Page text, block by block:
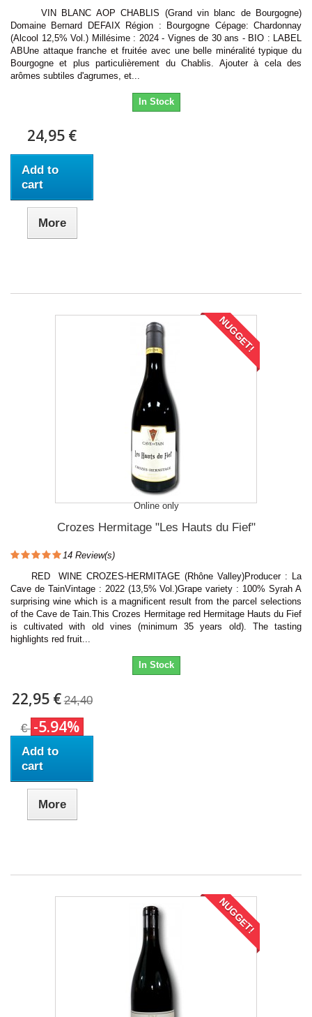
VIN BLANC AOP CHABLIS (Grand vin blanc de Bourgogne)
Domaine Bernard DEFAIX Région : Bourgogne Cépage: Chardonnay
(Alcool 12,5% Vol.) Millésime : 2024 - Vignes de 30 ans - BIO : LABEL
ABUne attaque franche et fruitée avec une belle minéralité typique du
Bourgogne et plus particulièrement du Chablis. Ajouter à cela des
arômes subtiles d'agrumes, et...
In Stock
24,95 €
Add to
cart
More
NUGGET!
Online only
Crozes Hermitage "Les Hauts du Fief"
14 Review(s)
RED WINE CROZES-HERMITAGE (Rhône Valley)Producer : La
Cave de TainVintage : 2022 (13,5% Vol.)Grape variety : 100% Syrah A
surprising wine which is a magnificent result from the parcel selections
of the Cave de Tain.This Crozes Hermitage red Hermitage Hauts du Fief
is cultivated with old vines (minimum 35 years old). The tasting
highlights red fruit...
In Stock
22,95 € 24,40
€ -5.94%
Add to
cart
More
NUGGET!